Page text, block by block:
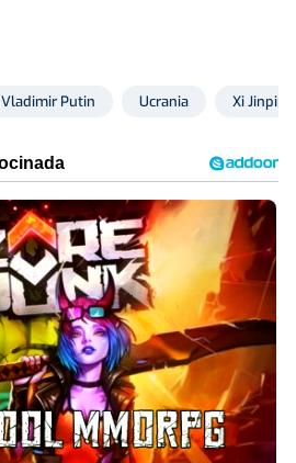
Vladimir Putin Ucrania Xi Jinping